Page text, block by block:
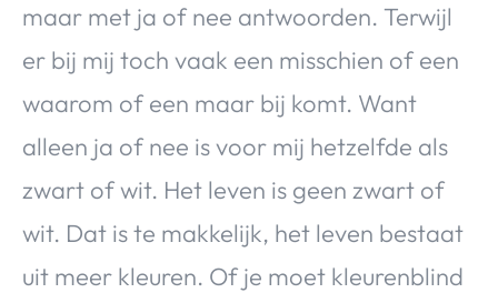
maar met ja of nee antwoorden. Terwijl
er bij mij toch vaak een misschien of een
waarom of een maar bij komt. Want
alleen ja of nee is voor mij hetzelfde als
zwart of wit. Het leven is geen zwart of
wit. Dat is te makkelijk, het leven bestaat
uit meer kleuren. Of je moet kleurenblind